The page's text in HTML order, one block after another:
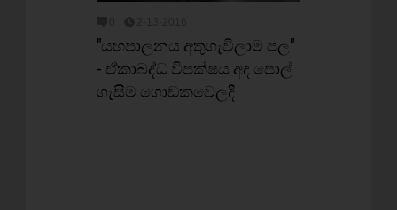
"යහපාලනය අතුගැවිලාම පල"
- ඒකාබද්ධ විපක්ෂය අද පොල්
ගැසීම ගොඩකවෙලදී